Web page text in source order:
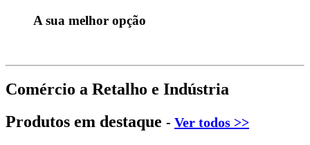
A sua melhor opção
Comércio a Retalho e Indústria
Produtos em destaque - Ver todos >>